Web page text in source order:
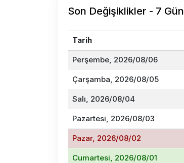
Son Değişiklikler - 7 Gün
Tarih
Perşembe, 2026/08/06
Çarşamba, 2026/08/05
Salı, 2026/08/04
Pazartesi, 2026/08/03
Pazar, 2026/08/02
Cumartesi, 2026/08/01